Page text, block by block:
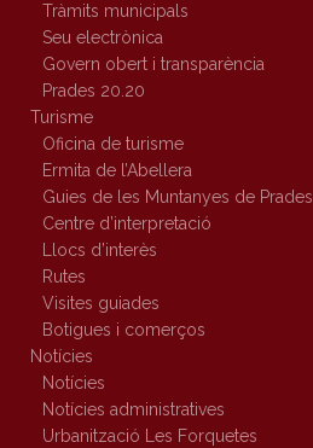
Tràmits municipals
Seu electrònica
Govern obert i transparència
Prades 20.20
Turisme
Oficina de turisme
Ermita de l’Abellera
Guies de les Muntanyes de Prades
Centre d’interpretació
Llocs d’interès
Rutes
Visites guiades
Botigues i comerços
Notícies
Notícies
Notícies administratives
Urbanització Les Forquetes